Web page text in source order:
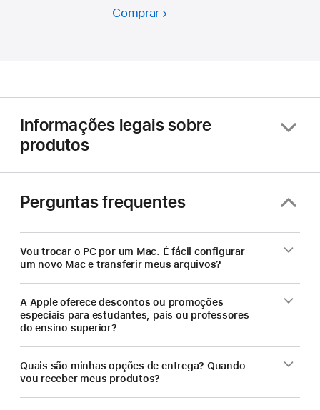
ComprarEstudantes
compra
de
Informações legais sobre
produtos
Perguntas frequentes
Vou trocar o PC por um Mac. É fácil configurar
um novo Mac e transferir meus arquivos?
A Apple oferece descontos ou promoções
especiais para estudantes, pais ou professores
do ensino superior?
Quais são minhas opções de entrega? Quando
vou receber meus produtos?